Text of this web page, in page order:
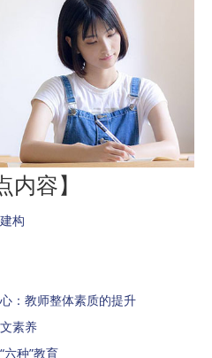
内容】
构
：教师整体素质的提升
素养
种”教育